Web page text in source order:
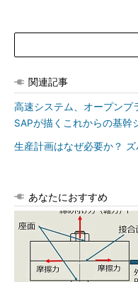
関連記事
高速システム、オープンプ
SAPが描くこれからの基幹
生産計画はなぜ必要か？
あなたにおすすめ